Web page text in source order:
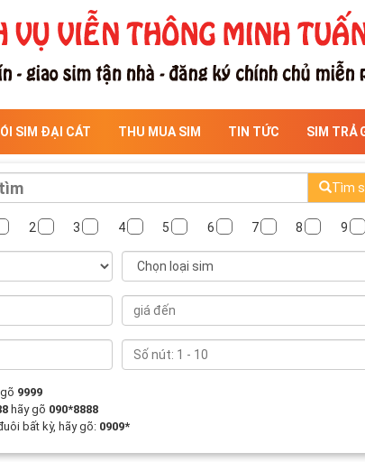
SIM ĐẠI CÁT THU MUA SIM TIN TỨC SIM TRẢ
Tìm
2 3 4 5 6 7 8 9
9999
hãy gõ 090*8888
bất kỳ, hãy gõ: 0909*